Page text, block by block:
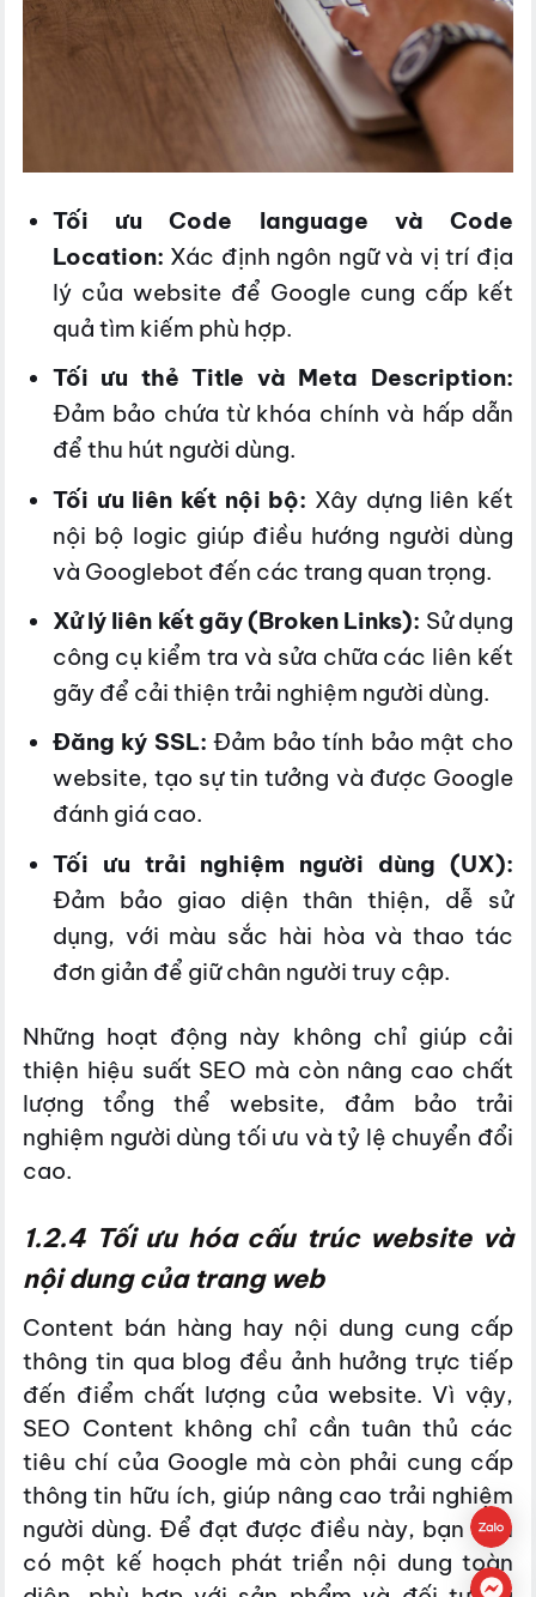
Tối ưu Code language và Code
Location: Xác định ngôn ngữ và vị trí địa
lý của website để Google cung cấp kết
quả tìm kiếm phù hợp.
Tối ưu thẻ Title và Meta Description:
Đảm bảo chứa từ khóa chính và hấp dẫn
để thu hút người dùng.
Tối ưu liên kết nội bộ: Xây dựng liên kết
nội bộ logic giúp điều hướng người dùng
và Googlebot đến các trang quan trọng.
Xử lý liên kết gãy (Broken Links): Sử dụng
công cụ kiểm tra và sửa chữa các liên kết
gãy để cải thiện trải nghiệm người dùng.
Đăng ký SSL: Đảm bảo tính bảo mật cho
website, tạo sự tin tưởng và được Google
đánh giá cao.
Tối ưu trải nghiệm người dùng (UX):
Đảm bảo giao diện thân thiện, dễ sử
dụng, với màu sắc hài hòa và thao tác
đơn giản để giữ chân người truy cập.
Những hoạt động này không chỉ giúp cải
thiện hiệu suất SEO mà còn nâng cao chất
lượng tổng thể website, đảm bảo trải
nghiệm người dùng tối ưu và tỷ lệ chuyển đổi
cao.
1.2.4 Tối ưu hóa cấu trúc website và
nội dung của trang web
Content bán hàng hay nội dung cung cấp
thông tin qua blog đều ảnh hưởng trực tiếp
đến điểm chất lượng của website. Vì vậy,
SEO Content không chỉ cần tuân thủ các
tiêu chí của Google mà còn phải cung cấp
thông tin hữu ích, giúp nâng cao trải nghiệm
người dùng. Để đạt được điều này, bạn cần
có một kế hoạch phát triển nội dung toàn